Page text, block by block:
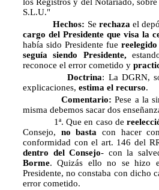
los Registros y del Notariado,
S.L.U."
Hechos: Se rechazael
cargo del Presidente que visa la
había sido Presidente fuereelegido
seguía siendo Presidente,
reconoce el error cometido y
Doctrina: La DGRN,
explicaciones, estima el recurso.
Comentario: Pese a la
misma debemos sacar dos
1ª. Que en caso de
Consejo, no basta con hacer
conformidad con el art. 146 del
dentro del Consejo- con la
Borme. Quizás ello no se hizo
Presidente, no constaba con dicho
error cometido.